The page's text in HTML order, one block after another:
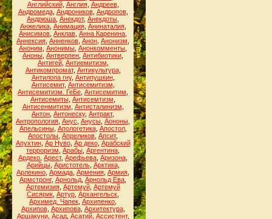
Английский, Англия, Андреев,
Андромеда, Андроников, Андропов,
Андрюша Анекдот, Анекдоты
Анжелика, Анимация, Анинаталия,
Анисимов Анклав Анна Каренина
Аннексия Анненков Анон Анонизм
Аноним Анонимы Анонкомменты
Аноны Антверпен Антибиотики
Антигей, Антиемитизм
Антикомпромат, Антикультура,
Антилопа гну, Антипушкин,
Антисемит, Антисемитизм
Антисемитизм. ГеБе Антисемитим
Антисемиты Антисемтизм
Антисенмитизм Антисталинизм
Антон Антонеску, Антракт,
Антропология Анус Анусы Аононы
Апельсины, Апологетика, Апостол,
Апостолы Апреликов Апсит,
Апухтин, Ар Нуво, Ар деко, Арабский
терроризм Арабы Аргентина
Ардеко Арест, Арефьева Аризона
Арийцы, Аристотель, Арктика,
Арлекино Армада Армения Армия
Армстронг, Арнольд Арнольд Ева
Артемизия, Артемуй, Артемуй
Сисярик Артур Архангельск
Архимед. Чапек Архипенко
Архипов, Архипова, Архитектура,
Аршакуни, Асад, Асатий, Ассистент,